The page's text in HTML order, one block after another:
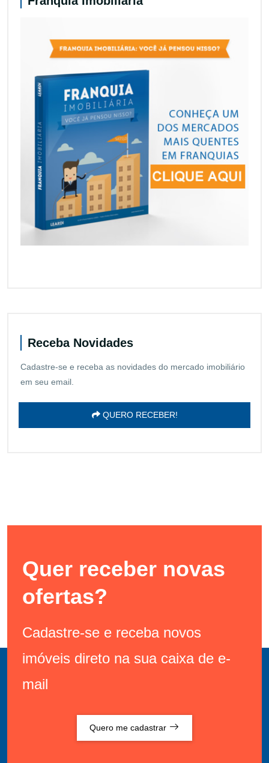
Receba Novidades
Cadastre-se e receba as novidades do mercado imobiliário
em seu email.
QUERO RECEBER!
Quer receber novas
ofertas?
Cadastre-se e receba novos
imóveis direto na sua caixa de e-
mail
Quero me cadastrar